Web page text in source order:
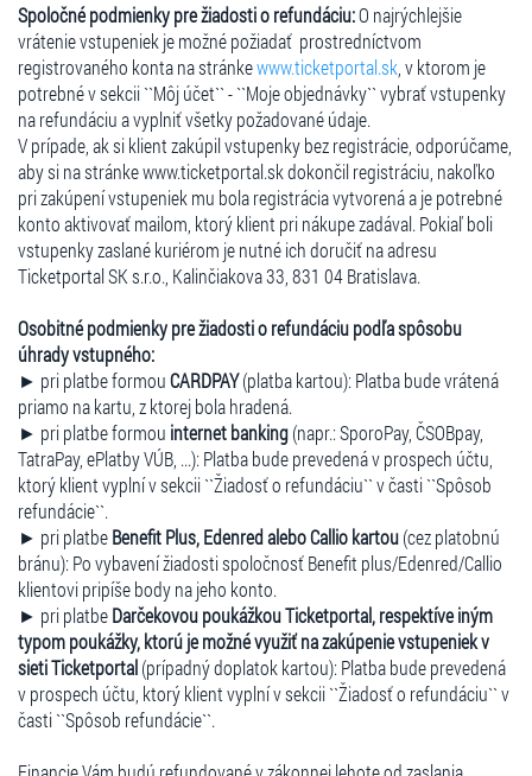
Spoločné podmienky pre žiadosti o refundáciu:O najrýchlejšie
vrátenie vstupeniek je možné požiadať prostredníctvom
registrovaného konta na stránkewww.ticketportal.sk , v ktorom je
potrebné v sekcii ``Môj účet`` - ``Moje objednávky`` vybrať vstupenky
na refundáciu a vyplniť všetky požadované údaje.
V prípade, ak si klient zakúpil vstupenky bez registrácie, odporúčame,
aby si na stránke www.ticketportal.sk dokončil registráciu, nakoľko
pri zakúpení vstupeniek mu bola registrácia vytvorená a je potrebné
konto aktivovať mailom, ktorý klient pri nákupe zadával. Pokiaľ boli
vstupenky zaslané kuriérom je nutné ich doručiť na adresu
Ticketportal SK s.r.o., Kalinčiakova 33, 831 04 Bratislava.
Osobitné podmienky pre žiadosti o refundáciu podľa spôsobu
úhrady vstupného:
► pri platbe formouCARDPAY(platba kartou): Platba bude vrátená
priamo na kartu, z ktorej bola hradená.
► pri platbe formou internet banking(napr.: SporoPay, ČSOBpay,
TatraPay, ePlatby VÚB, ...): Platba bude prevedená v prospech účtu,
ktorý klient vyplní v sekcii ``Žiadosť o refundáciu`` v časti ``Spôsob
refundácie``.
► pri platbeBenefit Plus, Edenred alebo Callio kartou(cez platobnú
bránu): Po vybavení žiadosti spoločnosť Benefit plus/Edenred/Callio
klientovi pripíše body na jeho konto.
► pri platbeDarčekovou poukážkou Ticketportal, respektíve iným
typom poukážky, ktorú je možné využiť na zakúpenie vstupeniek v
sieti Ticketportal(prípadný doplatok kartou): Platba bude prevedená
v prospech účtu, ktorý klient vyplní v sekcii ``Žiadosť o refundáciu`` v
časti ``Spôsob refundácie``.